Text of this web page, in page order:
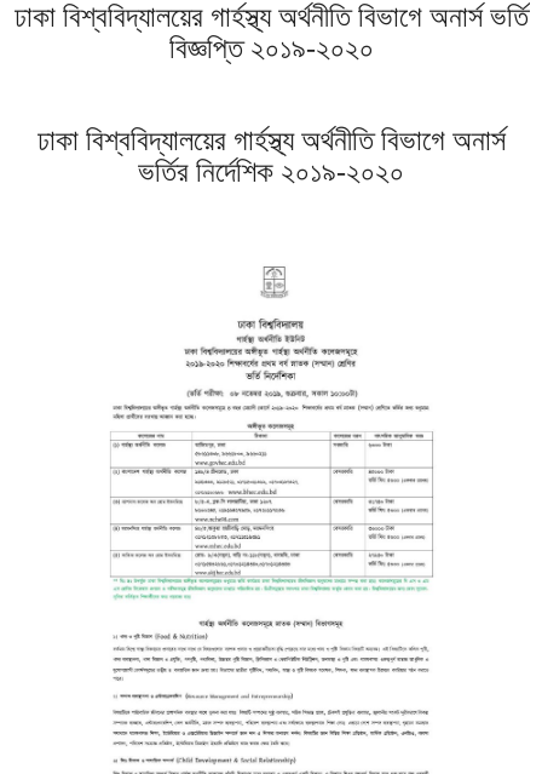
ঢাকা বিশ্ববিদ্যালয়ের গার্হস্থ্য অর্থনীতি বিভাগে অনার্স ভর্তি
বিজ্ঞপ্তি ২০১৯-২০২০
ঢাকা বিশ্ববিদ্যালয়ের গার্হস্থ্য অর্থনীতি বিভাগে অনার্স
ভর্তির নির্দেশিক ২০১৯-২০২০